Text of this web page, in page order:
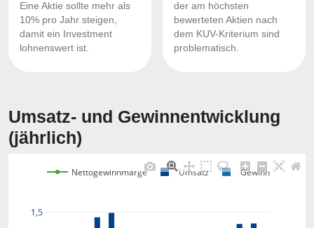
Eine Aktie sollte mehr als
10% pro Jahr steigen,
damit ein Investment
lohnenswert ist.
der am höchsten
bewerteten Aktien nach
dem KUV-Kriterium sind
problematisch.
Umsatz- und Gewinnentwicklung
(jährlich)
1,5
Nettogewinnmarge Umsatz Gewinn